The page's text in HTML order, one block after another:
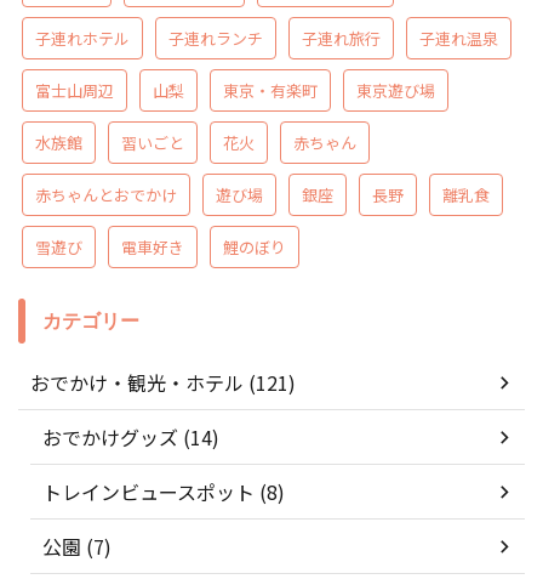
子連れホテル 子連れランチ 子連れ旅行 子連れ温泉
富士山周辺 山梨 東京・有楽町 東京遊び場
水族館 習いごと 花火 赤ちゃん
赤ちゃんとおでかけ 遊び場 銀座 長野 離乳食
雪遊び 電車好き 鯉のぼり
カテゴリー
おでかけ・観光・ホテル (121)
おでかけグッズ (14)
トレインビュースポット (8)
公園 (7)